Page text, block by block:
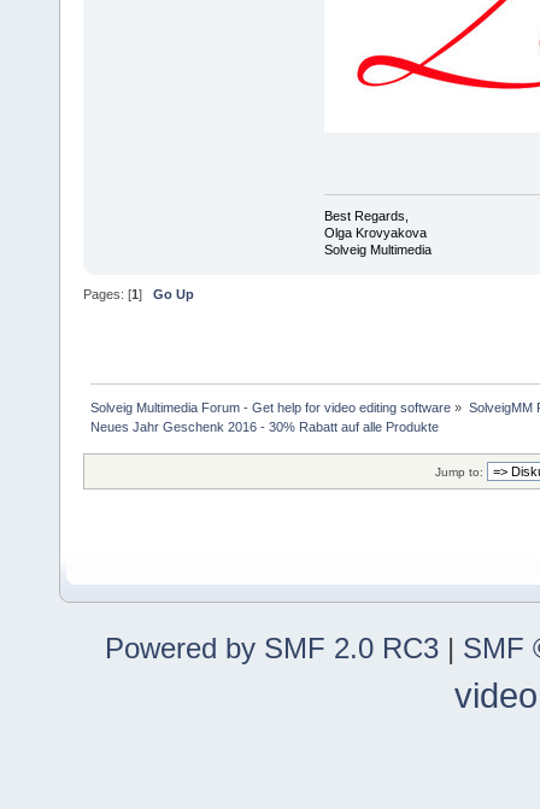
Best Regards,
Olga Krovyakova
Solveig Multimedia
Pages: [1] Go Up
Solveig Multimedia Forum - Get help for video editing software » SolveigMM
Neues Jahr Geschenk 2016 - 30% Rabatt auf alle Produkte
Jump to:
Powered by SMF 2.0 RC3 | SMF